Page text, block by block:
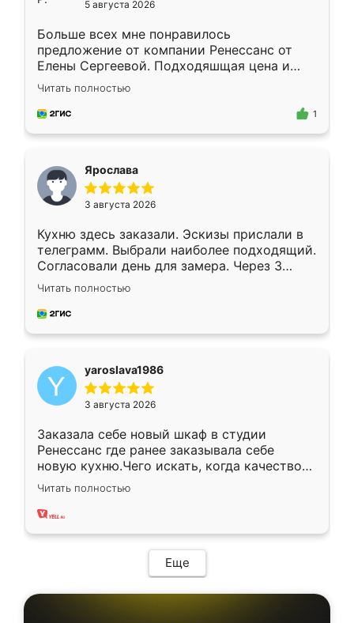
5 августа 2026
Больше всех мне понравилось
предложение от компании Ренессанс от
Елены Сергеевой. Подходяшщая цена и
короткие сроки изготовления. Приехавший
для замера сотрудник Владислав
предложил по моему эскизу самый
Читать полностью
1
Ярослава
3 августа 2026
Кухню здесь заказали. Эскизы прислали в
телеграмм. Выбрали наиболее подходящий.
Согласовали день для замера. Через 3
недели кухня была уже готова. Остались
довольны работой. Спасибо Ренессанс
мебель за качественную работу!
Читать полностью
yaroslava1986
3 августа 2026
Заказала себе новый шкаф в студии
Ренессанс где ранее заказывала себе
новую кухню.Чего искать, когда качеством
вполне довольна. Служит кухня уже почти
два года, нареканий нет.
Читать полностью
Еще